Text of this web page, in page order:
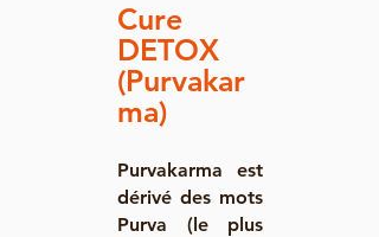
Cure
DETOX
(Purvakar
ma)
Purvakarma est
dérivé des mots
Purva (le plus